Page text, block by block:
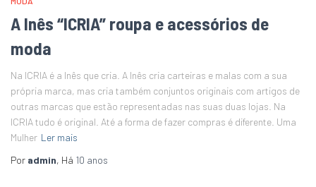
A Inês “ICRIA” roupa e acessórios de
moda
Na ICRIA é a Inês que cria. A Inês cria carteiras e malas com a sua
própria marca, mas cria também conjuntos originais com artigos de
outras marcas que estão representadas nas suas duas lojas. Na
ICRIA tudo é original. Até a forma de fazer compras é diferente. Uma
Mulher Ler mais
Por admin, Há 10 anos